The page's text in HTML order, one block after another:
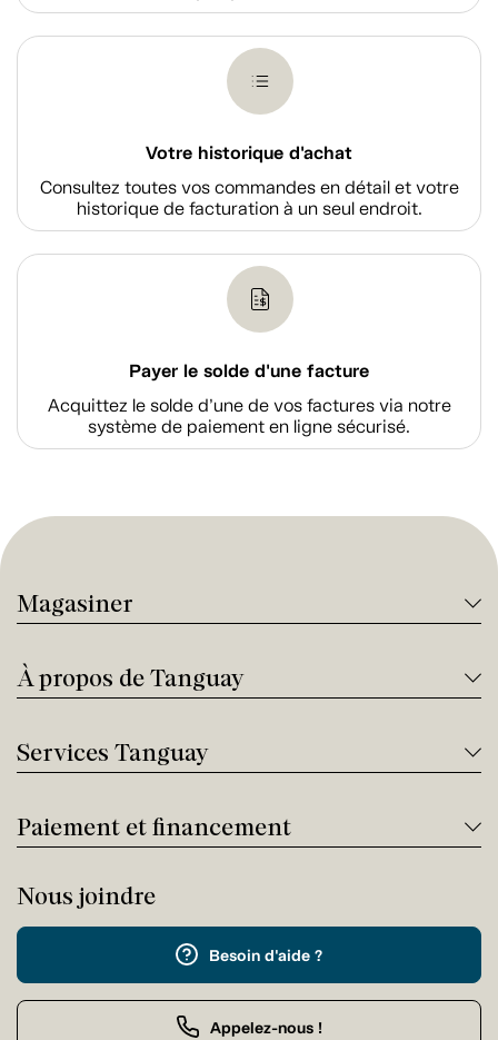
Votre historique d'achat
Consultez toutes vos commandes en détail et votre
historique de facturation à un seul endroit.
Payer le solde d'une facture
Acquittez le solde d’une de vos factures via notre
système de paiement en ligne sécurisé.
Magasiner
À propos de Tanguay
Services Tanguay
Paiement et financement
Nous joindre
Besoin d'aide ?
Appelez-nous !